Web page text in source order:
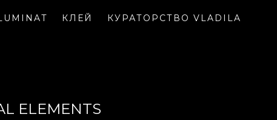
КЛЕЙ КУРАТОРСТВО VLADILA
ELEMENTS